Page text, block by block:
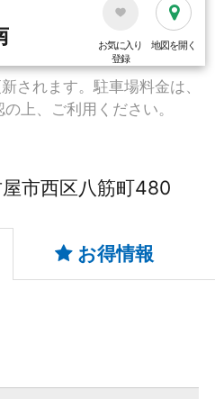
お気に入り
登録
地図を開く
されます。駐車場料金は、
上、ご利用ください。
市西区八筋町480
お得情報